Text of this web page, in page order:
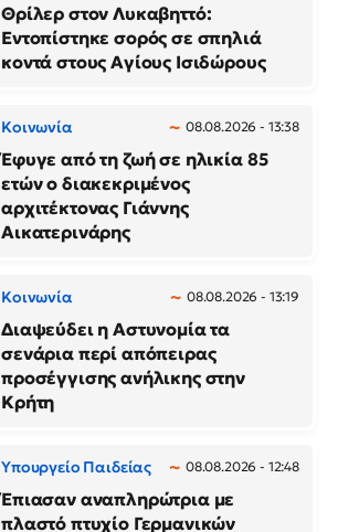
Θρίλερ στον Λυκαβηττό:
Εντοπίστηκε σορός σε σπηλιά
κοντά στους Αγίους Ισιδώρους
Κοινωνία 08.08.2026 - 13:38
Έφυγε από τη ζωή σε ηλικία 85
ετών ο διακεκριμένος
αρχιτέκτονας Γιάννης
Αικατερινάρης
Κοινωνία 08.08.2026 - 13:19
Διαψεύδει η Αστυνομία τα
σενάρια περί απόπειρας
προσέγγισης ανήλικης στην
Κρήτη
Υπουργείο Παιδείας 08.08.2026 - 12:48
Έπιασαν αναπληρώτρια με
πλαστό πτυχίο Γερμανικών